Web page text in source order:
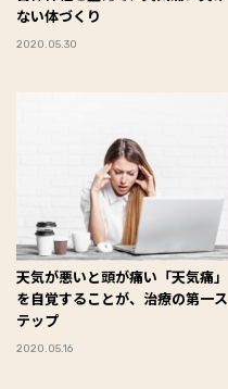
ない体づくり
2020.05.30
天気が悪いと頭が痛い――「天気痛」
を自覚することが、治療の第一ス
テップ
2020.05.16